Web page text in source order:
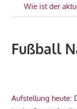
Nächster
Beitrag:
Wie ist der
Fußball
Aufstellung heute: